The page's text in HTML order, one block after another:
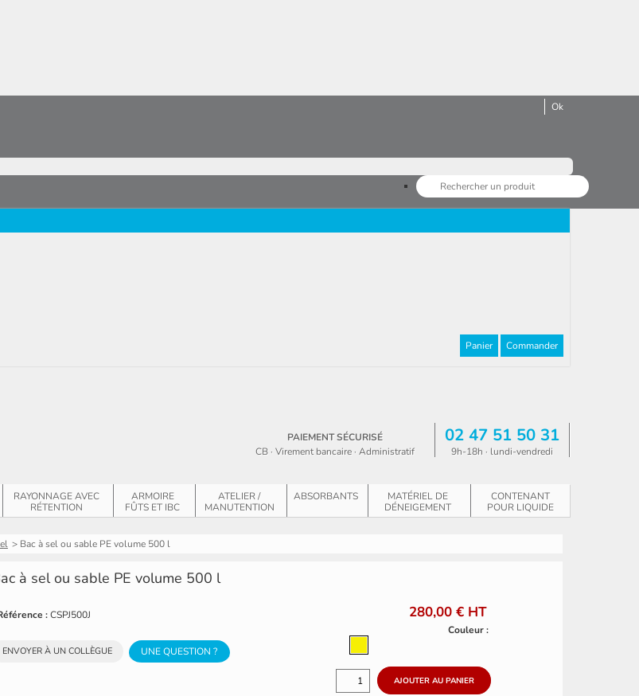
Panier Commander
02 47 51 50 31
9h-18h · lundi-vendredi
PAIEMENT SÉCURISÉ
CB · Virement bancaire · Administratif
RAYONNAGE AVEC
RÉTENTION
ARMOIRE
FÛTS ET IBC
ATELIER /
MANUTENTION
ABSORBANTS
MATÉRIEL DE
DÉNEIGEMENT
CONTENANT
POUR LIQUIDE
> Bac à sel ou sable PE volume 500 l
à sel ou sable PE volume 500 l
:CSPJ500J
UNE QUESTION ?
ENVOYER À UN COLLÈGUE
280,00 € HT
Couleur :